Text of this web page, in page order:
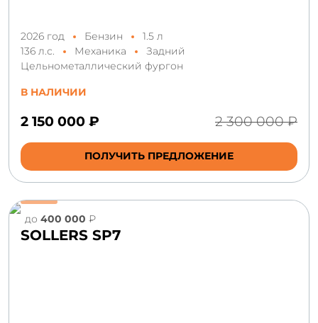
2026 год Бензин
1.5 л
136 л.с.
Механика
Задний
Цельнометаллический фургон
В НАЛИЧИИ
2 150 000 ₽ 2 300 000 ₽
ПОЛУЧИТЬ ПРЕДЛОЖЕНИЕ
до 400 000 ₽
SOLLERS SP7